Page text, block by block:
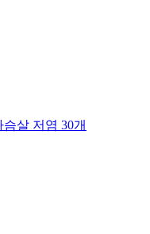
살 저염 30개